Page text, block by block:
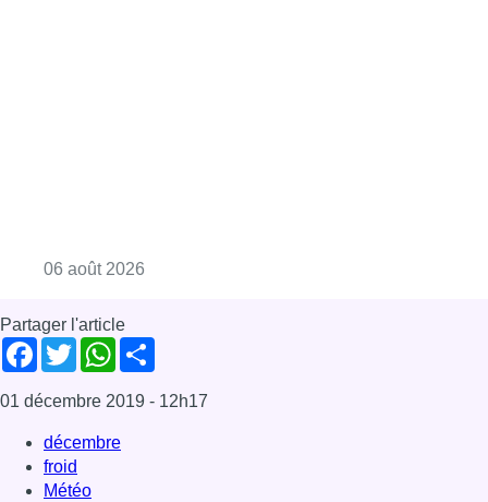
06 août 2026
Partager l'article
Facebook
TwitterWhatsApp
01 décembre 2019 - 12h17
décembre
froid
Météo